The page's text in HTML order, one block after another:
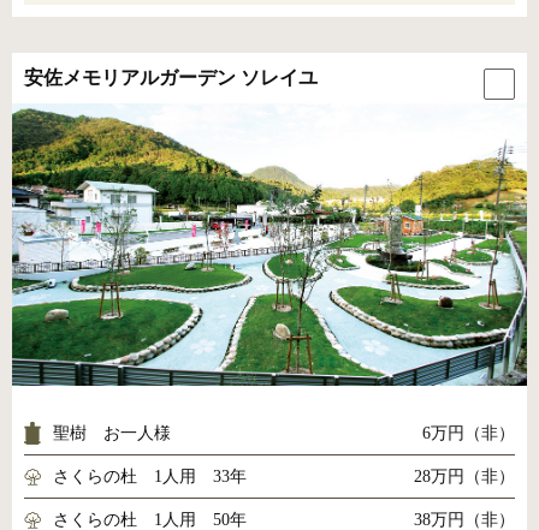
安佐メモリアルガーデン ソレイユ
聖樹 お一人様 6万円（非）
さくらの杜 1人用 33年 28万円（非）
さくらの杜 1人用 50年 38万円（非）